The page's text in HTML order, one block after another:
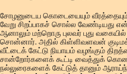
சோழனுடைய கொடையையும் வீரத்தையும்
வேறு சிறப்பாகச் சொல்ல வேண்டியது
ஆனாலும் மற்றொரு புலவர் புது
சொன்னார். அதில் கிள்ளிவளவன்
வீட்டைக் கேட்டு நியாயம் வழங்கும்
சான்றோர்களைக் கூட்டி வைத்துக்
நல்லுரைகளைக் கேட்டுத் தானும்